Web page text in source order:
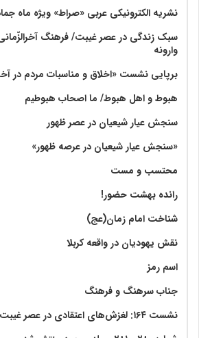
نشریه الکترونیکی عربی «صراط» ویژه ماه
سبک زندگی در عصر غیبت/ فرهنگ
وارونه
برپایی نشست «اخلاق و مناسبات مردم در
هبوط و اهل هبوط/ ما اصحاب هبوطیم
سنجش عیار شیعیان در عصر ظهور
«سنجش عیار شیعیان در عرصه ظهور»
محتسب و مست
رانده بهشت‌ حضور!
شناخت امام زمان(عج)
نقش یهودیان در واقعه کربلا
اسم رمز
جناب سرهنگ و فرهنگ
نشست ۱۶۴: لغزش‌های اعتقادی در عصر غیبت